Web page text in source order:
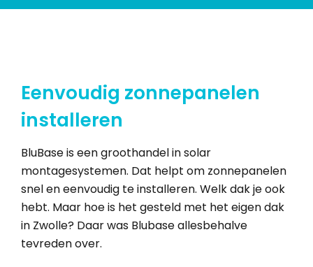
Eenvoudig zonnepanelen
installeren
BluBase is een groothandel in solar
montagesystemen. Dat helpt om zonnepanelen
snel en eenvoudig te installeren. Welk dak je ook
hebt. Maar hoe is het gesteld met het eigen dak
in Zwolle? Daar was Blubase allesbehalve
tevreden over.